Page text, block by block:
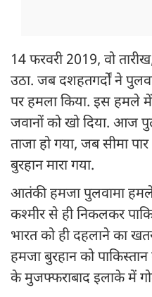
14 फरवरी 2019, वो
उठा. जब दशहतगर्दों ने
पर हमला किया. इस हमले
जवानों को खो दिया. आज
ताजा हो गया, जब सीमा
बुरहान मारा गया.
आतंकी हमजा पुलवामा हमले
कश्मीर से ही निकलकर
भारत को ही दहलाने का
हमजा बुरहान को
के मुजफ्फराबाद इलाके में